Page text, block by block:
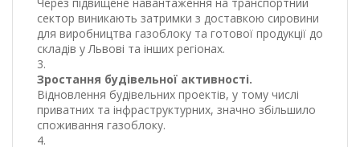
Через підвищене навантаження на транспортний
сектор виникають затримки з доставкою сировини
для виробництва газоблоку та готової продукції до
складів у Львові та інших регіонах.
Зростання будівельної активності.
Відновлення будівельних проектів, у тому числі
приватних та інфраструктурних, значно збільшило
споживання газоблоку.